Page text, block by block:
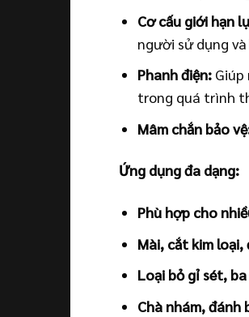
Cơ cấu giới hạn
người sử dụng
Phanh điện:
trong quá trình
Mâm chắn bảo
Ứng dụng đa dạng:
Phù hợp cho
Mài, cắt kim
Loại bỏ gỉ sét,
Chà nhám, đánh